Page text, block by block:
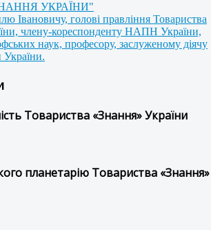
УКРАЇНИ"
Івановичу, голові правління Товариства
члену-кореспонденту НАПН України,
наук, професору, заслуженому діячу
України.
Товариства «Знання» України
планетарію Товариства «Знання»